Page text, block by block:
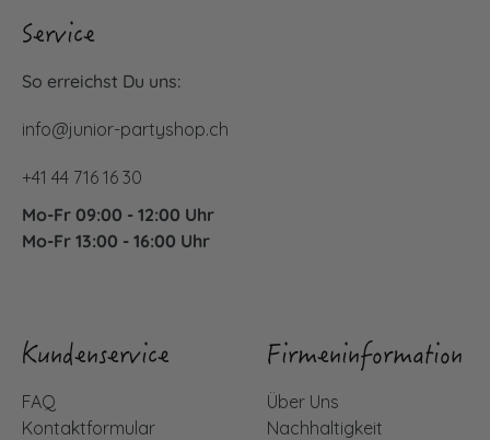
Service
So erreichst Du uns:
info@junior-partyshop.ch
+41 44 716 16 30
Mo-Fr 09:00 - 12:00 Uhr
Mo-Fr 13:00 - 16:00 Uhr
Kundenservice
FAQ
Kontaktformular
Firmeninformation
Über Uns
Nachhaltigkeit